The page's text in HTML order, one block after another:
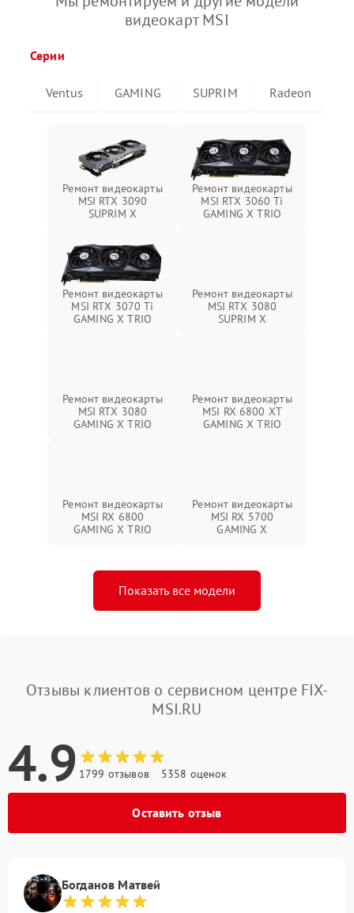
видеокарт MSI
Серии
Ventus GAMING SUPRIM Radeon
Ремонт видеокарты
MSI RTX 3090
SUPRIM X
Ремонт видеокарты
MSI RTX 3060 Ti
GAMING X TRIO
Ремонт видеокарты
MSI RTX 3070 Ti
GAMING X TRIO
Ремонт видеокарты
MSI RTX 3080
SUPRIM X
Ремонт видеокарты
MSI RTX 3080
GAMING X TRIO
Ремонт видеокарты
MSI RX 6800 XT
GAMING X TRIO
Ремонт видеокарты
MSI RX 6800
GAMING X TRIO
Ремонт видеокарты
MSI RX 5700
GAMING X
Показать все модели
Отзывы клиентов о сервисном центре FIX-
MSI.RU
4.9 1799 отзывов 5358 оценок
Оставить отзыв
Богданов Матвей